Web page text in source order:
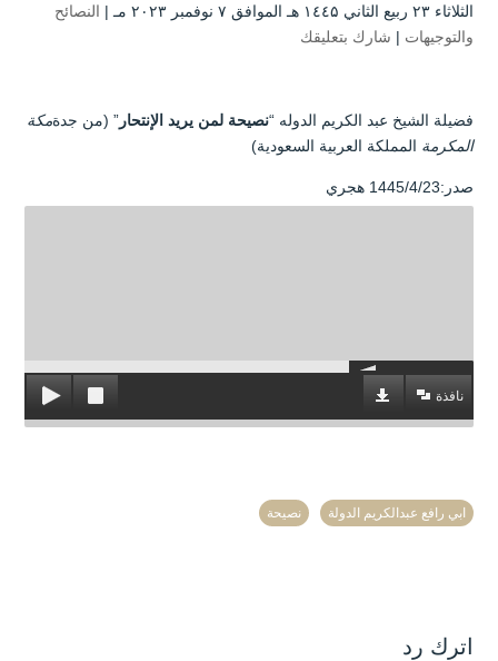
الثلاثاء ۲۳ ربيع الثاني ۱٤٤۵ هـ الموافق ۷ نوفمبر ۲۰۲۳ مـ |
النصائح
والتوجيهات | شارك بتعليقك
فضيلة الشيخ عبد الكريم الدوله “نصيحة لمن يريد الإنتحار ” (من جدةمكة
المكرمة المملكة العربية السعودية)
صدر:1445/4/23 هجري
نافذة
ابي رافع عبدالكريم الدولة نصيحة
اترك رد